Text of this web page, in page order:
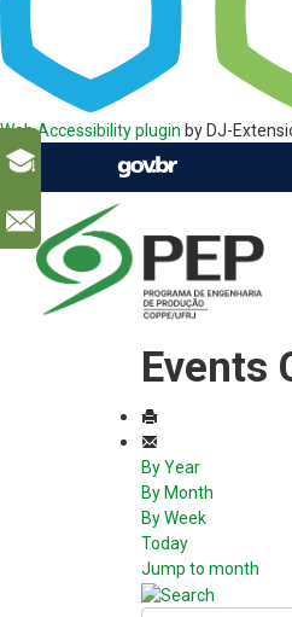
Web Accessibility plugin by DJ-
Events
By Year
By Month
By Week
Today
Jump to month